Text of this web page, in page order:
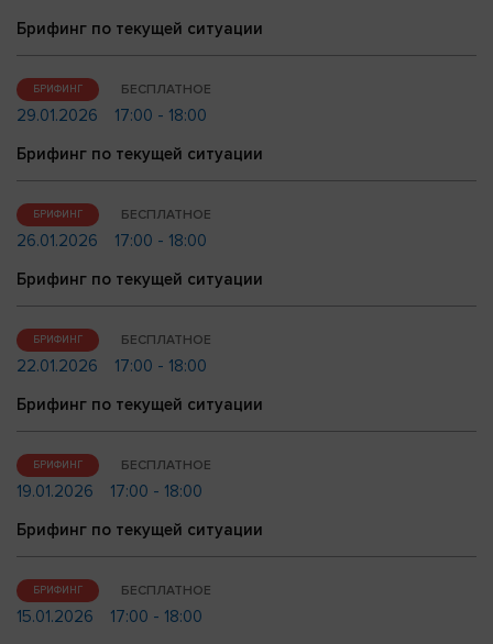
Брифинг по текущей ситуации
БРИФИНГ БЕСПЛАТНОЕ
29.01.2026
17:00 - 18:00
Брифинг по текущей ситуации
БРИФИНГ БЕСПЛАТНОЕ
26.01.2026
17:00 - 18:00
Брифинг по текущей ситуации
БРИФИНГ БЕСПЛАТНОЕ
22.01.2026
17:00 - 18:00
Брифинг по текущей ситуации
БРИФИНГ БЕСПЛАТНОЕ
19.01.2026
17:00 - 18:00
Брифинг по текущей ситуации
БРИФИНГ БЕСПЛАТНОЕ
15.01.2026
17:00 - 18:00